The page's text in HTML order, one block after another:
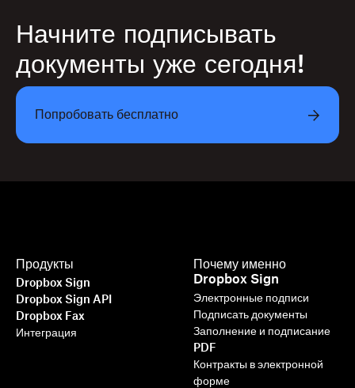
Начните подписывать
документы уже сегодня!
Попробовать бесплатно
Продукты
Dropbox Sign
Dropbox Sign API
Dropbox Fax
Интеграция
Почему именно
Dropbox Sign
Электронные подписи
Подписать документы
Заполнение и подписание
PDF
Контракты в электронной
форме